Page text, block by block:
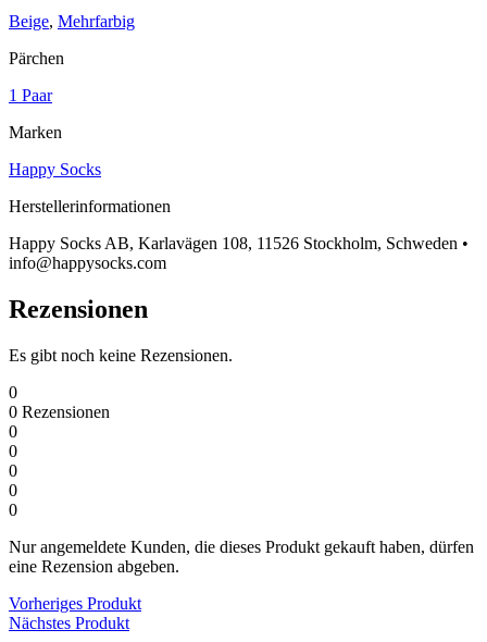
Beige, Mehrfarbig
Pärchen
1 Paar
Marken
Happy Socks
Herstellerinformationen
Happy Socks AB, Karlavägen 108, 11526 Stockholm, Schweden •
info@happysocks.com
Rezensionen
Es gibt noch keine Rezensionen.
0
0 Rezensionen
0
0
0
0
0
Nur angemeldete Kunden, die dieses Produkt gekauft haben, dürfen
eine Rezension abgeben.
Vorheriges Produkt
Nächstes Produkt